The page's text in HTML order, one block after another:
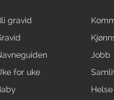
gravid
for uke
Jobb
Helse